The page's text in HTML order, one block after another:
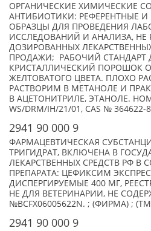
ОРГАНИЧЕСКИЕ ХИМИЧЕСКИЕ
АНТИБИОТИКИ: РЕФЕРЕНТНЫЕ И
ОБРАЗЦЫ ДЛЯ ПРОВЕДЕНИЯ
ИССЛЕДОВАНИЙ И АНАЛИЗА, НЕ
ДОЗИРОВАННЫХ
ПРОДАЖИ; РАБОЧИЙ СТАНДАРТ
КРИСТАЛЛИЧЕСКИЙ ПОРОШОК
ЖЕЛТОВАТОГО ЦВЕТА. ПЛОХО
РАСТВОРИМ В МЕТАНОЛЕ И
В АЦЕТОНИТРИЛЕ, ЭТАНОЛЕ.
WS/DRM/IH/21/01, CAS №
2941 90 000 9
ФАРМАЦЕВТИЧЕСКАЯ
ТРИГИДРАТ, ВКЛЮЧЕНА В
ЛЕКАРСТВЕННЫХ СРЕДСТВ РФ В
ПРЕПАРАТА: ЦЕФИКСИМ
ДИСПЕРГИРУЕМЫЕ 400 МГ,
НЕ ДЛЯ ВЕТЕРИНАРИИ, НЕ
№BCFX06005622N. ; (ФИРМА) ;
2941 90 000 9